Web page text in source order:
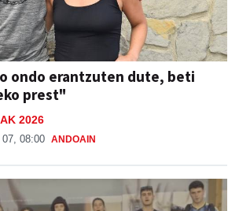
ondo erantzuten dute, beti
prest"
2026
07, 08:00 ANDOAIN